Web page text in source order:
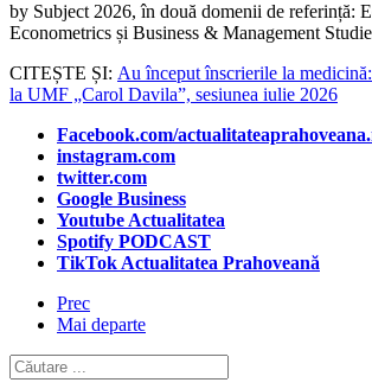
by Subject 2026, în două domenii de referință:
Econometrics și Business & Management
CITEȘTE ȘI: Au început înscrierile la
la UMF „Carol Davila”, sesiunea iulie 2026
Facebook.com/
instagram.com
twitter.com
Google Business
Youtube Actualitatea
Spotify PODCAST
TikTok Actualitatea Prahoveană
Prec
Mai departe